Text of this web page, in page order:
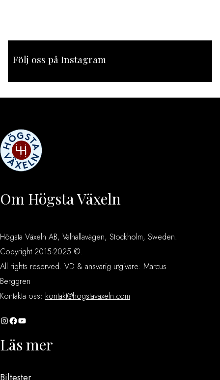
Följ oss på Instagram
Om Högsta Växeln
Högsta Växeln AB, Valhallavägen, Stockholm, Sweden.
Copyright 2015-2025 ©.
All rights reserved. VD & ansvarig utgivare: Marcus
Berggren
Kontakta oss: kontakt@hogstavaxeln.com
InstagramFacebook YouTube
Läs mer
Biltester